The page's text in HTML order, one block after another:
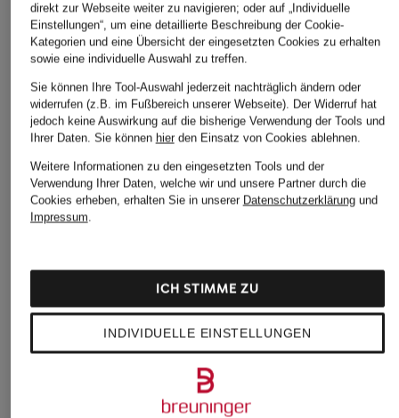
Weitere Kategorien
Abendkleider
Anzüge für Herren
Bademäntel für Herren
Bikinis für Damen
Boleros für Damen
Cowboy Boots für Damen
Kleider
Lederjacken für Damen
Leinenhosen für Herren
Regenmäntel für Damen
Sakkos
Sandalen für Damen
Smokings
Sneaker für Damen
direkt zur Webseite weiter zu navigieren; oder auf „Individuelle
Einstellungen“, um eine detaillierte Beschreibung der Cookie-
Kategorien und eine Übersicht der eingesetzten Cookies zu erhalten
sowie eine individuelle Auswahl zu treffen.
Sie können Ihre Tool-Auswahl jederzeit nachträglich ändern oder
widerrufen (z.B. im Fußbereich unserer Webseite). Der Widerruf hat
jedoch keine Auswirkung auf die bisherige Verwendung der Tools und
Ihrer Daten. Sie können hierden Einsatz von Cookies ablehnen.
Weitere Informationen zu den eingesetzten Tools und der
Verwendung Ihrer Daten, welche wir und unsere Partner durch die
Cookies erheben, erhalten Sie in unserer Datenschutzerklärungund
Impressum.
INDIVIDUELLE EINSTELLUNGEN
ICH STIMME ZU